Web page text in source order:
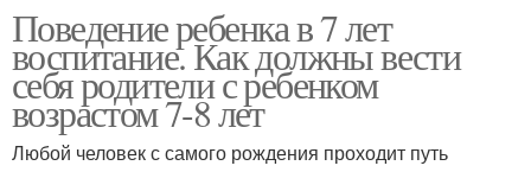
Поведение ребенка в 7 лет
воспитание. Как должны вести
себя родители с ребенком
возрастом 7-8 лет
Любой человек с самого рождения проходит путь